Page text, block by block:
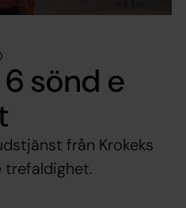
sönd e
från Krokeks
trefaldighet.